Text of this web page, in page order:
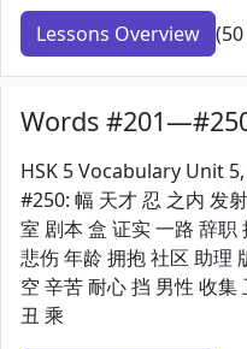
Lessons Overview
Words
HSK 5 Vocabulary Unit
#250: 幅 天才 忍 之内 发
室 剧本 盒 证实 一路 辞职
悲伤 年龄 拥抱 社区 助理
空 辛苦 耐心 挡 男性 收
丑 乘